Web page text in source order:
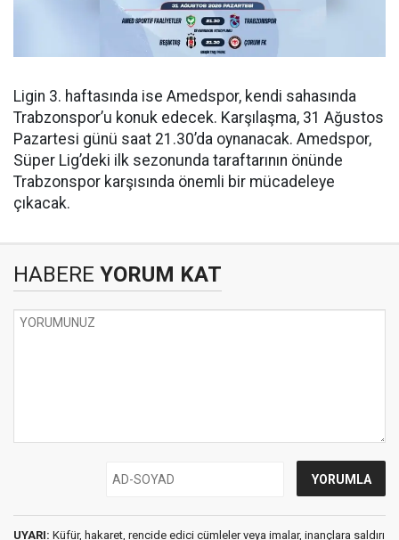
Ligin 3. haftasında ise Amedspor, kendi sahasında
Trabzonspor’u konuk edecek. Karşılaşma, 31 Ağustos
Pazartesi günü saat 21.30’da oynanacak. Amedspor,
Süper Lig’deki ilk sezonunda taraftarının önünde
Trabzonspor karşısında önemli bir mücadeleye
çıkacak.
HABERE YORUM KAT
UYARI: Küfür, hakaret, rencide edici cümleler veya imalar, inançlara saldırı